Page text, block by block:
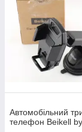
Автомобільний
телефон Beikell